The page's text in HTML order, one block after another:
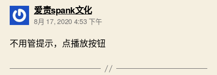
爱责spank文化说：
8月 17, 2020 4:53 下午
不用管提示，点播放按钮